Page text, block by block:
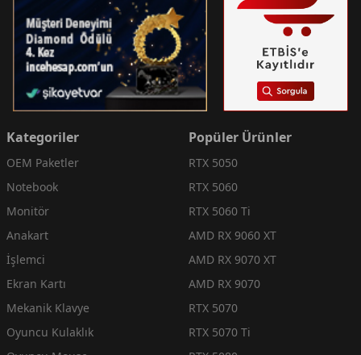
Kategoriler
OEM Paketler
Notebook
Monitör
Anakart
İşlemci
Ekran Kartı
Mekanik Klavye
Oyuncu Kulaklık
Popüler Ürünler
RTX 5050
RTX 5060
RTX 5060 Ti
AMD RX 9060 XT
AMD RX 9070 XT
AMD RX 9070
RTX 5070
RTX 5070 Ti